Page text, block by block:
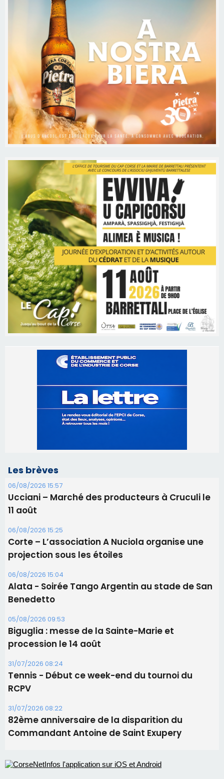
Les brèves
06/08/2026 15:57
Ucciani – Marché des producteurs à Cruculi le
11 août
06/08/2026 15:25
Corte – L’association A Nuciola organise une
projection sous les étoiles
06/08/2026 15:04
Alata - Soirée Tango Argentin au stade de San
Benedetto
05/08/2026 09:53
Biguglia : messe de la Sainte-Marie et
procession le 14 août
31/07/2026 08:24
Tennis - Début ce week-end du tournoi du
RCPV
31/07/2026 08:22
82ème anniversaire de la disparition du
Commandant Antoine de Saint Exupery